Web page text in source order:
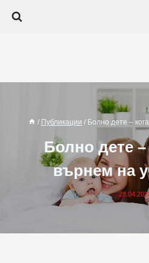
съдържанието
/ Публикации / Болно дете –
Болно дете –
върнем на